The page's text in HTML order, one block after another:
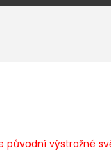
původní výstražné